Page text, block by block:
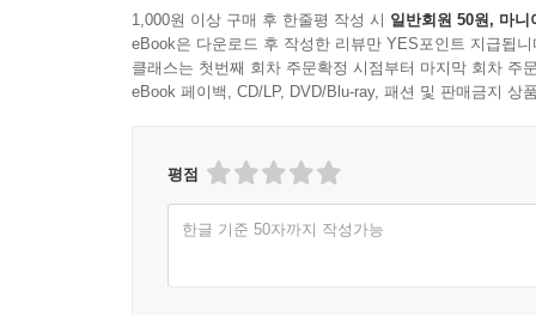
1,000원 이상 구매 후 한줄평 작성 시 일반회원 50원, 마니
eBook은 다운로드 후 작성한 리뷰만 YES포인트 지급됩니
클래스는 첫번째 회차 주문확정 시점부터 마지막 회차 주
eBook 페이백, CD/LP, DVD/Blu-ray, 패션 및 판매금지 상
평점
한글 기준 50자까지 작성가능